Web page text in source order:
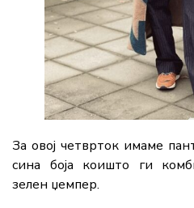
За овој четврток имаме
сина боја коишто ги
зелен џемпер.